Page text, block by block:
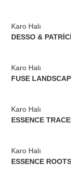
Karo Halı
DESSO &
Karo Halı
FUSE
Karo Halı
ESSENCE
Karo Halı
ESSENCE ROOTS